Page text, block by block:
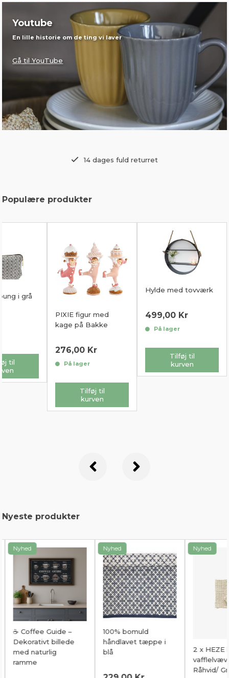
Youtube
En lille historie om de ting vi laver
Gå til YouTube
14 dages fuld returret
Populære produkter
i grå
til
PIXIE figur med
kage på Bakke
276,00 Kr
På lager
Tilføj til
kurven
Hylde med tovværk
499,00 Kr
På lager
Tilføj til
kurven
Nyeste produkter
–
billede
Nyhed
100% bomuld
håndlavet tæppe i
blå
2 x HEZE karklud,